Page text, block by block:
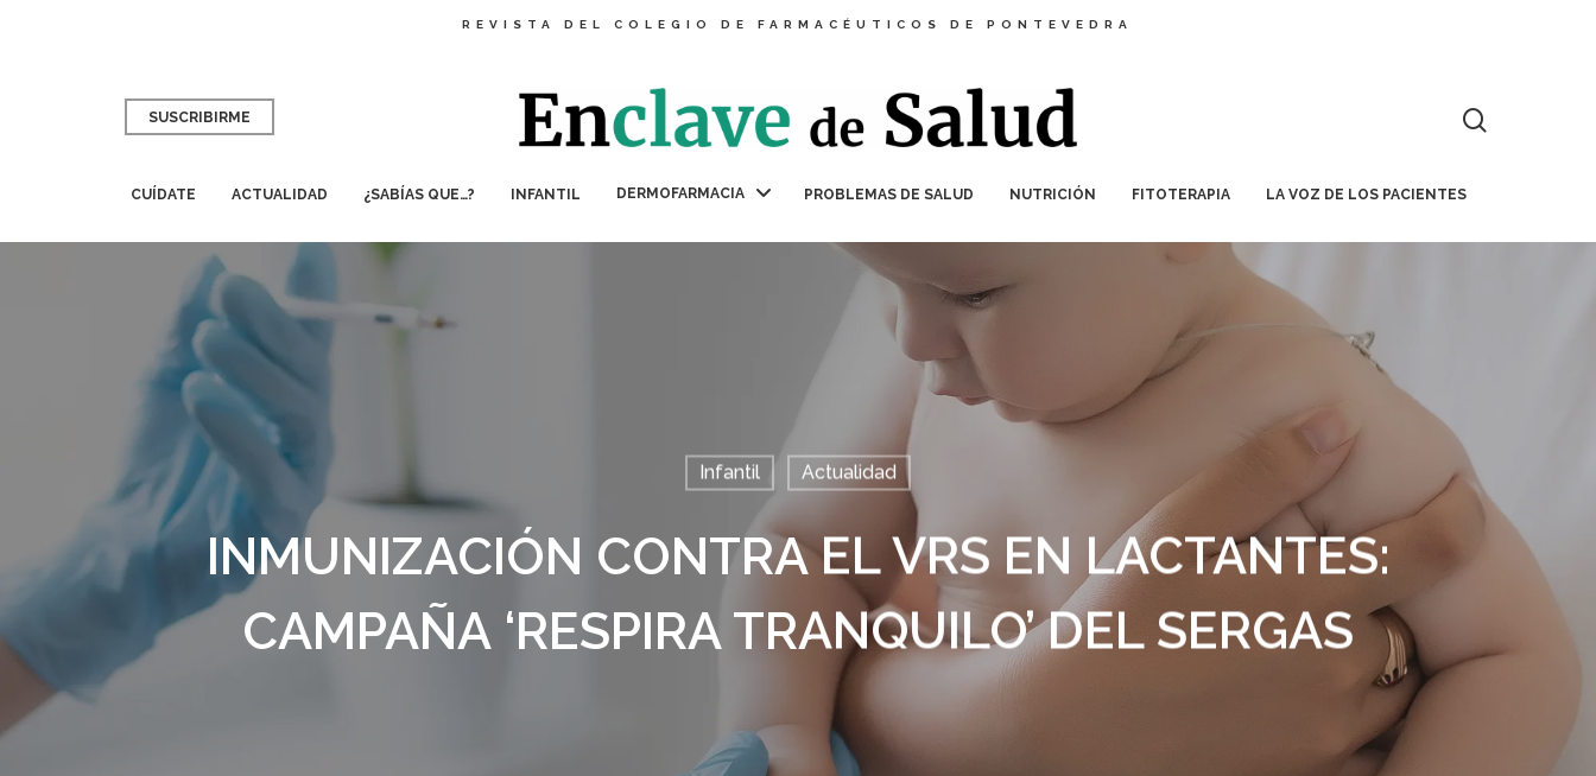
REVISTA DEL COLEGIO DE FARMACÉUTICOS DE PONTEVEDRA
SUSCRIBIRME
CUÍDATE ACTUALIDAD ¿SABÍAS QUE…? INFANTIL DERMOFARMACIA PROBLEMAS DE SALUD NUTRICIÓN FITOTERAPIA LA VOZ DE LOS PACIENTES
Infantil Actualidad
INMUNIZACIÓN CONTRA EL VRS EN LACTANTES:
CAMPAÑA ‘RESPIRA TRANQUILO’ DEL SERGAS